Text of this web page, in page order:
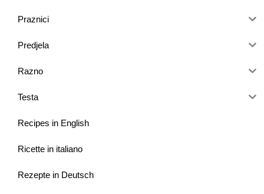
Praznici
Predjela
Razno
Testa
Recipes in English
Ricette in italiano
Rezepte in Deutsch